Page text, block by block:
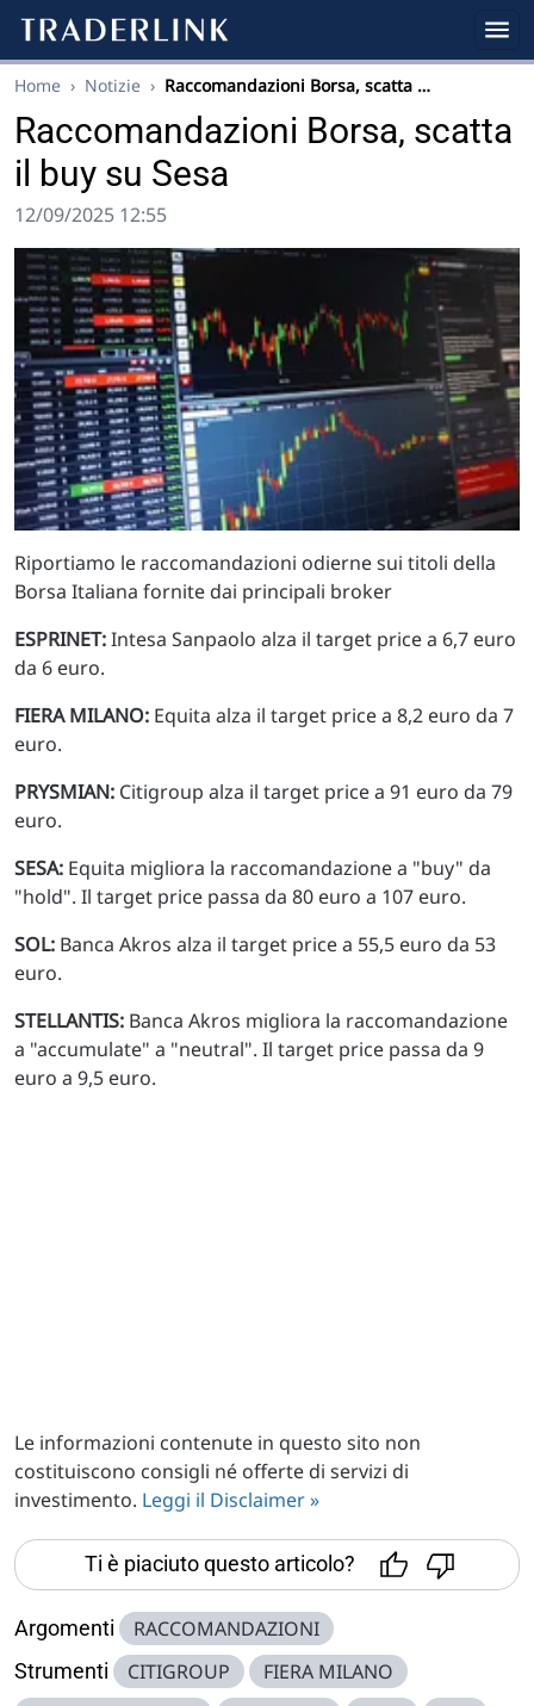
Home › Notizie › Raccomandazioni Borsa, scatta …
Raccomandazioni Borsa, scatta
il buy su Sesa
12/09/2025 12:55
Riportiamo le raccomandazioni odierne sui titoli della
Borsa Italiana fornite dai principali broker
ESPRINET:Intesa Sanpaolo alza il target price a 6,7 euro
da 6 euro.
FIERA MILANO: Equita alza il target price a 8,2 euro da 7
euro.
PRYSMIAN: Citigroup alza il target price a 91 euro da 79
euro.
SESA: Equita migliora la raccomandazione a "buy" da
"hold". Il target price passa da 80 euro a 107 euro.
SOL: Banca Akros alza il target price a 55,5 euro da 53
euro.
STELLANTIS: Banca Akros migliora la raccomandazione
a "accumulate" a "neutral". Il target price passa da 9
euro a 9,5 euro.
Le informazioni contenute in questo sito non
costituiscono consigli né offerte di servizi di
investimento. Leggi il Disclaimer »
Ti è piaciuto questo articolo?
Argomenti RACCOMANDAZIONI
Strumenti CITIGROUP
FIERA MILANO